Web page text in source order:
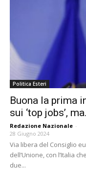
Politica Esteri
Buona la prima
sui ‘top jobs’,
Redazione Nazionale -
28 Giugno 2024
Via libera del Consiglio
dell’Unione, con l’Italia
due...